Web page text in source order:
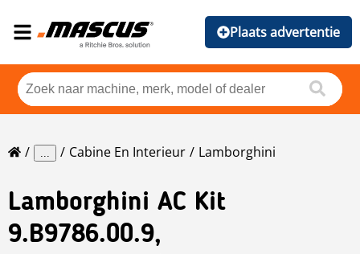
Plaats advertentie
... Cabine En Interieur Lamborghini
Lamborghini AC Kit
9.B9786.00.9,